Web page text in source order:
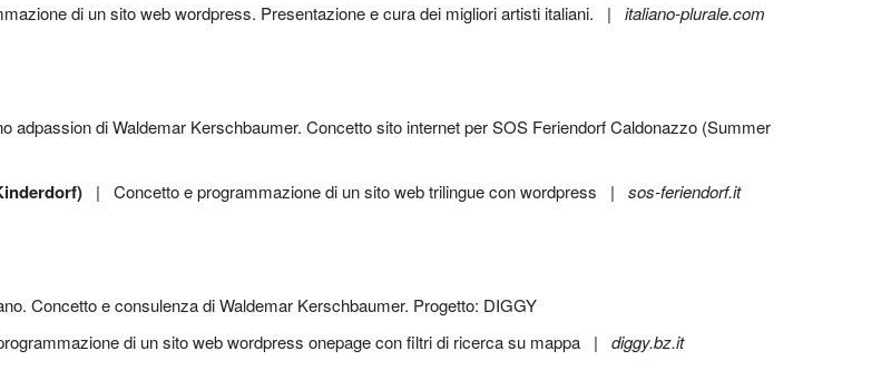
di un sito web wordpress. Presentazione e cura dei migliori artisti italiani. | italiano-plurale.com
| Concetto e programmazione di un sito web trilingue con wordpress | sos-feriendorf.it
di un sito web wordpress onepage con filtri di ricerca su mappa | diggy.bz.it